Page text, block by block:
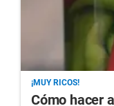
¡MUY RICOS!
Cómo hacer